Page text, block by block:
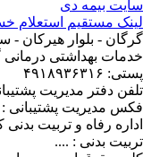
بیمه دی
مستقیم استعلام
- بلوار هیرکان -
بهداشتی درمانی
۴۹۱۸۹۳۶۳۱۶
دفتر مدیریت پشتیبانی :
مدیریت پشتیبانی : ۰۱۷۳۲۴۷۰۵۹۰
رفاه و تربیت بدنی کارکنان: ۰۱۷۳۲۴۷۰۹۳۱
بدنی : ....